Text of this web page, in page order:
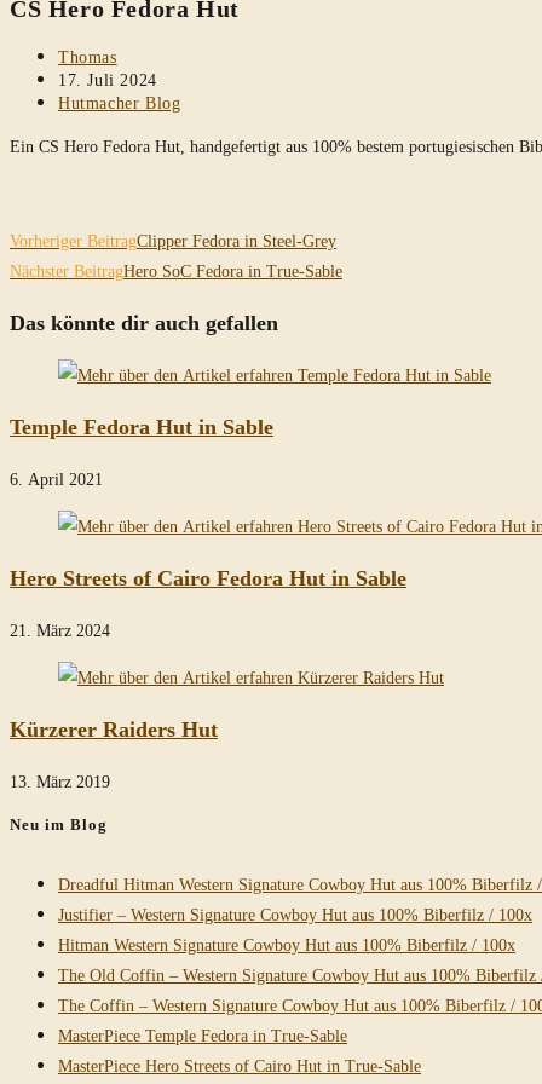
durchsuchen
CS Hero Fedora Hut
Beitrags-
Autor:
Thomas
Beitrag
veröffentlicht:
17. Juli 2024
Beitrags-
Hutmacher Blog
Ein CS Hero Fedora Hut, handgefertigt aus 100% bestem portugiesischen
Weitere
Artikel
ansehen
Vorheriger BeitragClipper Fedora in Steel-Grey
Nächster BeitragHero SoC Fedora in True-Sable
Das könnte dir auch gefallen
Temple Fedora Hut in Sable
6. April 2021
Hero Streets of Cairo Fedora Hut in Sable
21. März 2024
Kürzerer Raiders Hut
13. März 2019
Neu im Blog
Dreadful Hitman Western Signature Cowboy Hut aus 100% Biberfilz
Justifier – Western Signature Cowboy Hut aus 100% Biberfilz / 100x
Hitman Western Signature Cowboy Hut aus 100% Biberfilz / 100x
The Old Coffin – Western Signature Cowboy Hut aus 100% Biberfilz
The Coffin – Western Signature Cowboy Hut aus 100% Biberfilz /
MasterPiece Temple Fedora in True-Sable
MasterPiece Hero Streets of Cairo Hut in True-Sable